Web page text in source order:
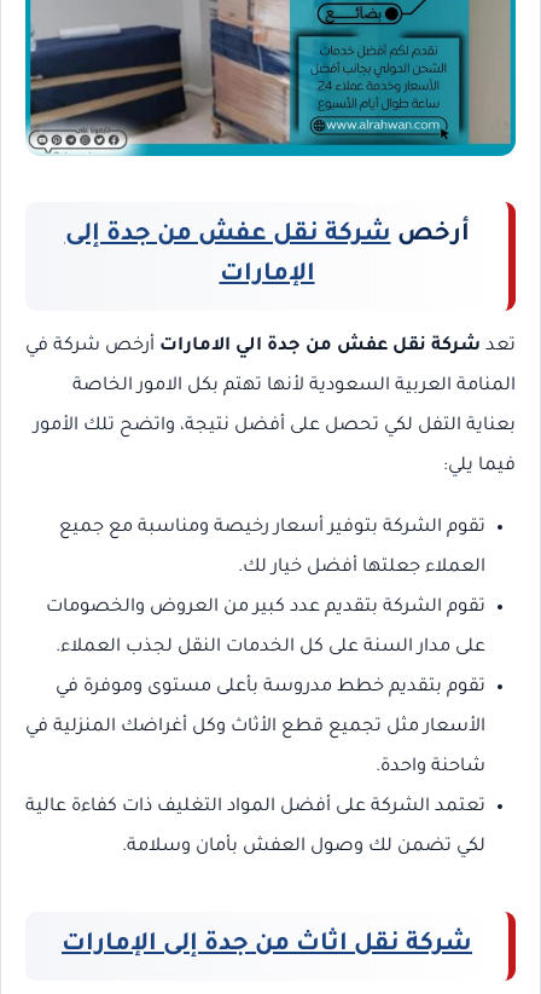
أرخصشركة نقل عفش من جدة إلى
الإمارات
تعد شركة نقل عفش من جدة الي الامارات أرخص شركة في
المنامة العربية السعودية لأنها تهتم بكل الامور الخاصة
بعناية التفل لكي تحصل على أفضل نتيجة، واتضح تلك الأمور
فيما يلي:
تقوم الشركة بتوفير أسعار رخيصة ومناسبة مع جميع
العملاء جعلتها أفضل خيار لك.
تقوم الشركة بتقديم عدد كبير من العروض والخصومات
على مدار السنة على كل الخدمات النقل لجذب العملاء.
تقوم بتقديم خطط مدروسة بأعلى مستوى وموفرة في
الأسعار مثل تجميع قطع الأثاث وكل أغراضك المنزلية في
شاحنة واحدة.
تعتمد الشركة على أفضل المواد التغليف ذات كفاءة عالية
لكي تضمن لك وصول العفش بأمان وسلامة.
شركة نقل اثاث من جدة إلى الإمارات